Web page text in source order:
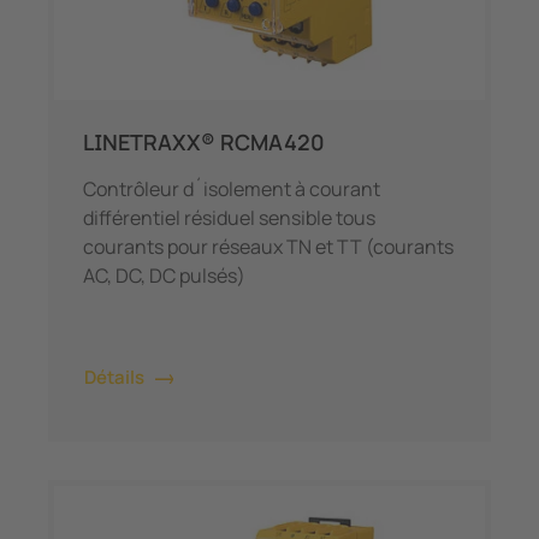
LINETRAXX® RCMA420
Contrôleur d´isolement à courant
différentiel résiduel sensible tous
courants pour réseaux TN et TT (courants
AC, DC, DC pulsés)
Détails